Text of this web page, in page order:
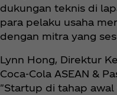
dukungan teknis di
para pelaku usaha
dengan mitra yang
Lynn Hong, Direktur
Coca‑Cola ASEAN &
"Startup di tahap